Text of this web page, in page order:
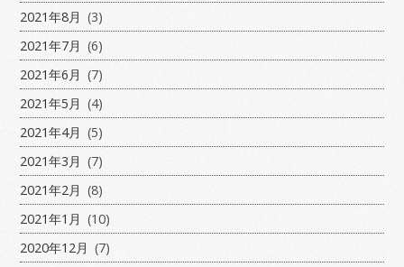
2021年8月 (3)
2021年7月 (6)
2021年6月 (7)
2021年5月 (4)
2021年4月 (5)
2021年3月 (7)
2021年2月 (8)
2021年1月 (10)
2020年12月 (7)